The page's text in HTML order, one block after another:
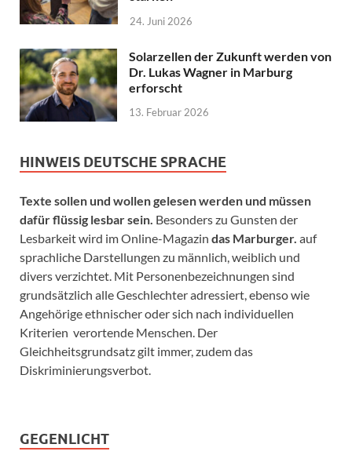
24. Juni 2026
Solarzellen der Zukunft werden von
Dr. Lukas Wagner in Marburg
erforscht
13. Februar 2026
HINWEIS DEUTSCHE SPRACHE
Texte sollen und wollen gelesen werden und müssen
dafür flüssig lesbar sein. Besonders zu Gunsten der
Lesbarkeit wird im Online-Magazin das Marburger. auf
sprachliche Darstellungen zu männlich, weiblich und
divers verzichtet. Mit Personenbezeichnungen sind
grundsätzlich alle Geschlechter adressiert, ebenso wie
Angehörige ethnischer oder sich nach individuellen
Kriterien verortende Menschen. Der
Gleichheitsgrundsatz gilt immer, zudem das
Diskriminierungsverbot.
GEGENLICHT